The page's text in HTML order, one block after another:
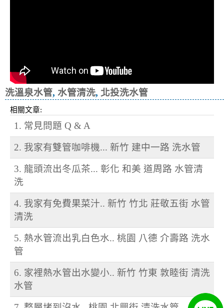
洗溫泉水管, 水管清洗, 北投洗水管
相關文章:
1. 常見問題 Q & A
2. 我家有雙管咖啡機... 新竹 建中一路 洗水管
3. 龍頭流出冬瓜茶... 彰化 和美 道周路 水管清
洗
4. 我家有免費果菜汁.. 新竹 竹北 莊敬五街 水管
清洗
5. 熱水管流出乳白色水.. 桃園 八德 介壽路 洗水
管
6. 家裡熱水管出水變小.. 新竹 竹東 敦睦街 清洗
水管